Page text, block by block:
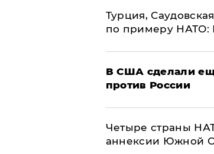
Турция,
по примеру НАТО:
В США сделали
против России
Четыре страны
аннексии Южной